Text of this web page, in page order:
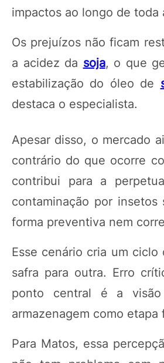
impactos ao longo de toda
Os prejuízos não ficam
a acidez da soja, o que
estabilização do óleo de
destaca o especialista.
Apesar disso, o mercado
contrário do que ocorre
contribui para a
contaminação por
forma preventiva nem
Esse cenário cria um
safra para outra. Erro
ponto central é a visão
armazenagem como
Para Matos, essa